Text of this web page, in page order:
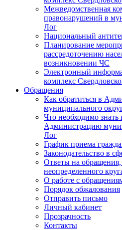
Межведомственная
правонарушений в
Лог
Национальный
Планирование
рассредоточению
возникновении ЧС
Электронный
комплекс
Обращения
Как обратиться в
муниципального
Что необходимо
Администрацию
Лог
График приема
Законодательство в
Ответы на
неопределенного
О работе с
Порядок обжалования
Отправить письмо
Личный кабинет
Прозрачность
Контакты